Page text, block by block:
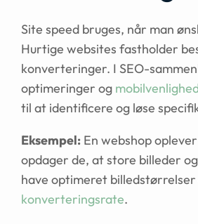
Site speed bruges, når man
Hurtige websites fastholder
konverteringer. I SEO-
optimeringer og
til at identificere og løse
Eksempel: En webshop
opdager de, at store billeder
have optimeret
konverteringsrate.